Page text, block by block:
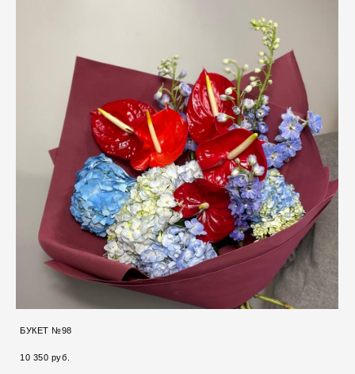
БУКЕТ №98
10 350 pуб.